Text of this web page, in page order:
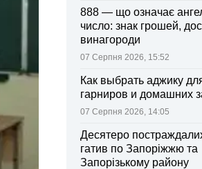
888 — що означає
число: знак грошей,
винагороди
07 Серпня 2026, 15:52
Как выбрать аджику
гарниров и домашних
07 Серпня 2026, 14:05
Десятеро
гатив по Запоріжжю та
Запорізькому району